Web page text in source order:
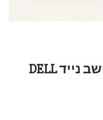
סוללה חליפית 6 תאים למחשב נייד DELL